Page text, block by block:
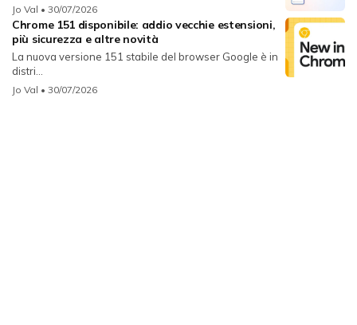
Jo Val • 30/07/2026
Chrome 151 disponibile: addio vecchie estensioni,
più sicurezza e altre novità
La nuova versione 151 stabile del browser Google è in
distri...
Jo Val • 30/07/2026